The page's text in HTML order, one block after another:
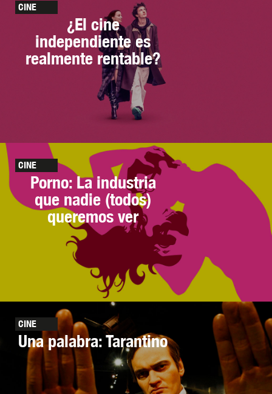
CINE
¿El cine
independiente es
realmente rentable?
CINE
Porno: La industria
que nadie (todos)
queremos ver
CINE
Una palabra: Tarantino